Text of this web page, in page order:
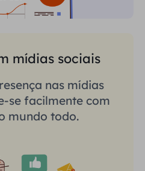
mídias sociais
nas mídias
se facilmente com
mundo todo.